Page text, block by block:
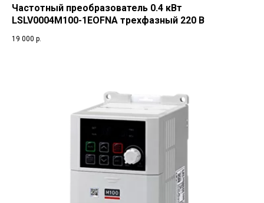
Частотный преобразователь 0.4 кВт
LSLV0004M100-1EOFNA трехфазный 220 В
19 000 р.